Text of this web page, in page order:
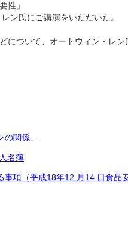
性」
ン氏にご講演をいただいた。
について、オートウィン・レ
関係」
名簿
項（平成18年12 月14 日食品